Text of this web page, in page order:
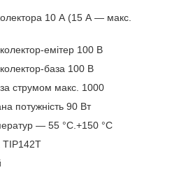
10 А (15 А — макс.
емітер 100 В
база 100 В
струмом макс. 1000
потужність 90 Вт
— 55 °C.+150 °C
TIP142T